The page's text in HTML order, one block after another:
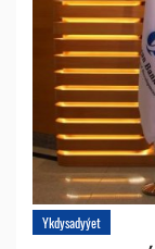
Ykdysadyýet